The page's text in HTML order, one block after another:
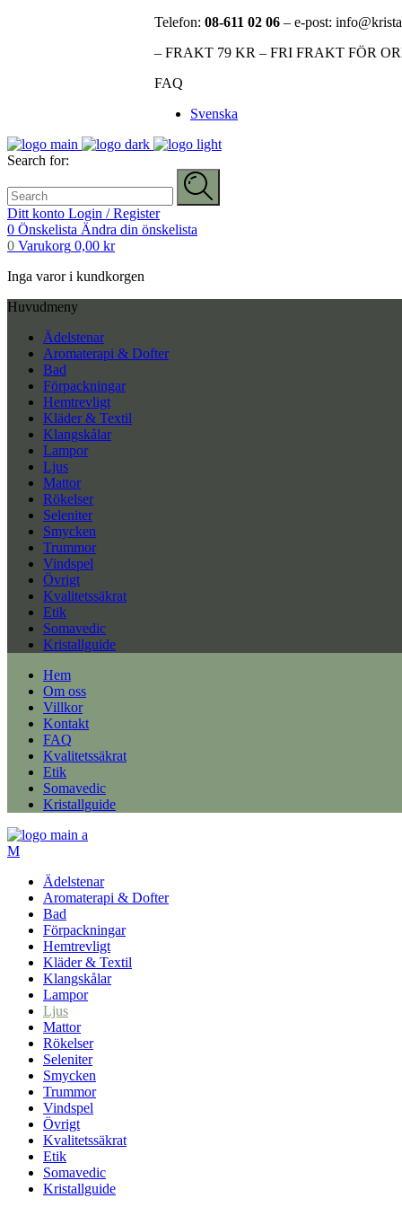
Telefon: 08-611 02 06 – e-post:
– FRAKT 79 KR – FRI FRAKT FÖR
FAQ
Svenska
Search for:
Ditt konto Login / Register
0 Önskelista Ändra din önskelista
0 Varukorg 0,00 kr
Inga varor i kundkorgen
Huvudmeny
Ädelstenar
Aromaterapi & Dofter
Bad
Förpackningar
Hemtrevligt
Kläder & Textil
Klangskålar
Lampor
Ljus
Mattor
Rökelser
Seleniter
Smycken
Trummor
Vindspel
Övrigt
Kvalitetssäkrat
Etik
Somavedic
Kristallguide
Hem
Om oss
Villkor
Kontakt
FAQ
Kvalitetssäkrat
Etik
Somavedic
Kristallguide
Ädelstenar
Aromaterapi & Dofter
Bad
Förpackningar
Hemtrevligt
Kläder & Textil
Klangskålar
Lampor
Ljus
Mattor
Rökelser
Seleniter
Smycken
Trummor
Vindspel
Övrigt
Kvalitetssäkrat
Etik
Somavedic
Kristallguide